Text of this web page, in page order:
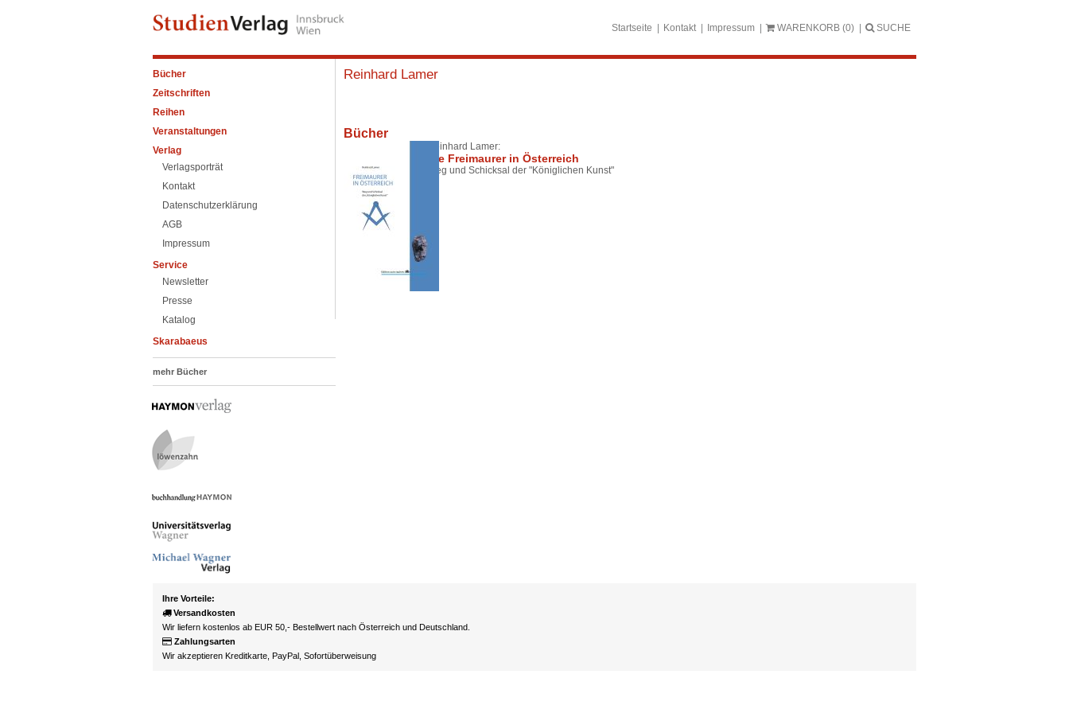
Startseite Kontakt Impressum WARENKORB (0) SUCHE
Bücher
Zeitschriften
Reihen
Veranstaltungen
Verlag
Verlagsporträt
Kontakt
Datenschutzerklärung
AGB
Impressum
Service
Newsletter
Presse
Katalog
Skarabaeus
mehr Bücher
Reinhard Lamer
Bücher
Reinhard Lamer:
Die Freimaurer in Österreich
Weg und Schicksal der "Königlichen Kunst"
Ihre Vorteile:
Versandkosten
Wir liefern kostenlos ab EUR 50,- Bestellwert nach Österreich und Deutschland.
Zahlungsarten
Wir akzeptieren Kreditkarte, PayPal, Sofortüberweisung